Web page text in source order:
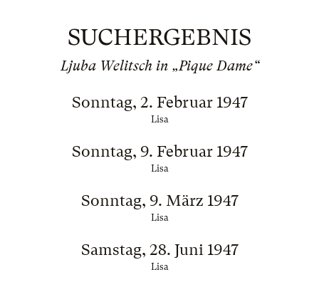
SUCHERGEBNIS
Ljuba Welitsch in „Pique Dame“
Sonntag, 2. Februar 1947
Lisa
Sonntag, 9. Februar 1947
Lisa
Sonntag, 9. März 1947
Lisa
Samstag, 28. Juni 1947
Lisa